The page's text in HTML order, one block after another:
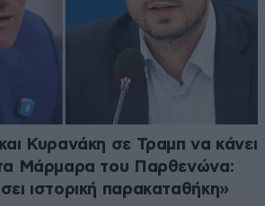
Κυρανάκη σε Τραμπ να κάνει
Μάρμαρα του Παρθενώνα:
ιστορική παρακαταθήκη»